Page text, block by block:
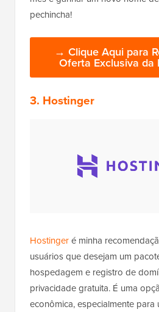
pechincha!
→ Clique Aqui para
Oferta Exclusiva
3. Hostinger
Hostingeré minha
usuários que desejam um
hospedagem e registro de
privacidade gratuita. É uma
econômica, especialmente para